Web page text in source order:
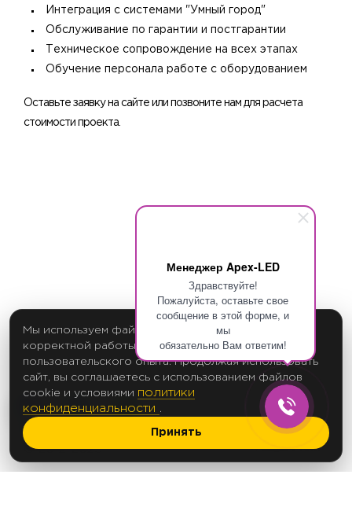
Менеджер Apex-LED
Здравствуйте!
Пожалуйста, оставьте свое
сообщение в этой форме, и
мы
обязательно Вам ответим!
Интеграция с системами "Умный город"
Обслуживание по гарантии и постгарантии
Техническое сопровождение на всех этапах
Обучение персонала работе с оборудованием
Оставьте заявку на сайте или позвоните нам для расчета
стоимости проекта.
2017 Создание сайтов
© 2012-2025
Мы используем файлы cookie для обеспечения
корректной работы сайта и улучшения
пользовательского опыта. Продолжая использовать
сайт, вы соглашаетесь с использованием файлов
cookie и условиями политики
конфиденциальности
Принять